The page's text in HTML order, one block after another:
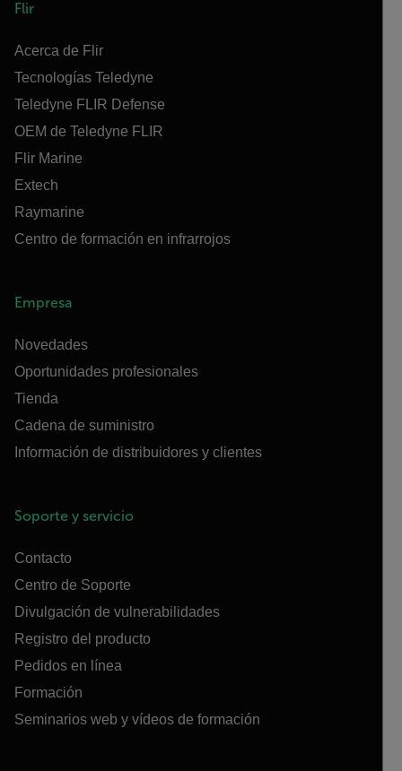
Flir
Acerca de Flir
Tecnologías Teledyne
Teledyne FLIR Defense
OEM de Teledyne FLIR
Flir Marine
Extech
Raymarine
Centro de formación en infrarrojos
Empresa
Novedades
Oportunidades profesionales
Tienda
Cadena de suministro
Información de distribuidores y clientes
Soporte y servicio
Contacto
Centro de Soporte
Divulgación de vulnerabilidades
Registro del producto
Pedidos en línea
Formación
Seminarios web y vídeos de formación